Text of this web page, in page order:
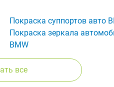
Покраска суппортов авто
Покраска зеркала
BMW
все